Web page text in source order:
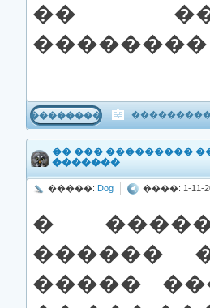
��
��������
���������
�� ��� ���������
�������
�����: Dog ����: 1-11-
�
������
�����